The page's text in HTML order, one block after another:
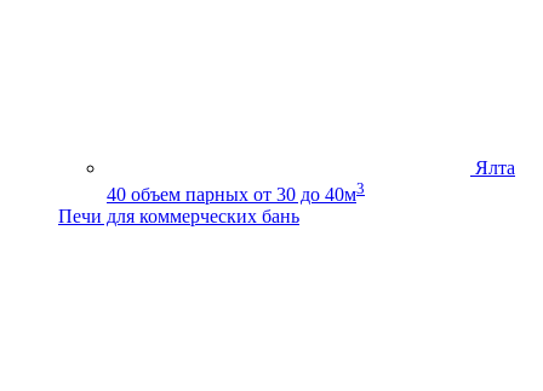
Ялта
40 объем парных от 30 до 40м3
Печи для коммерческих бань